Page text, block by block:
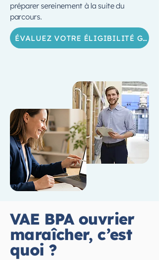
préparer sereinement à la suite du
parcours.
ÉVALUEZ VOTRE ÉLIGIBILITÉ GRATUITEMENT
VAE BPA ouvrier
maraîcher, c’est
quoi ?